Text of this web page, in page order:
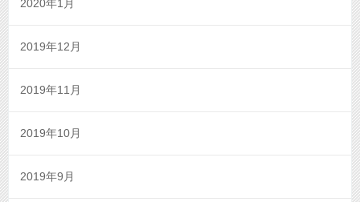
2020年1月
2019年12月
2019年11月
2019年10月
2019年9月